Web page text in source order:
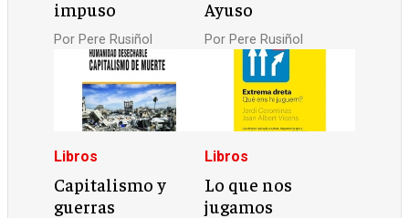
impuso
Por Pere Rusiñol
Ayuso
Por Pere Rusiñol
Libros
Capitalismo y
guerras
Libros
Lo que nos
jugamos